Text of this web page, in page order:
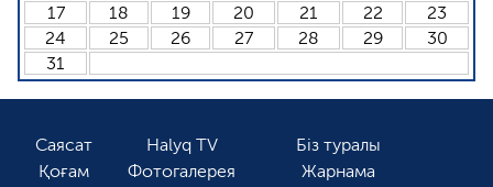
17
18 19 20 21 22
23
24
25 26 27 28 29
30
31
Саясат
Қоғам
Halyq TV
Фотогалерея
Біз туралы
Жарнама